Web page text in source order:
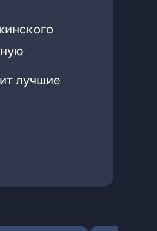
лучшие